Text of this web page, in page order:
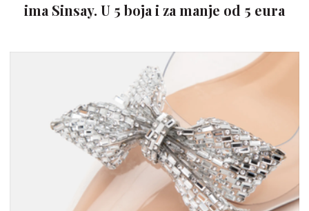
ima Sinsay. U 5 boja i za manje od 5 eura